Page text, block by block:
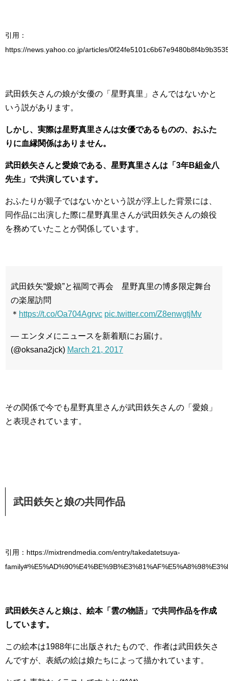
引用：
https://news.yahoo.co.jp/articles/
武田鉄矢さんの娘が女優の「星野真里」さんではないかと
いう説があります。
しかし、実際は星野真里さんは女優であるものの、おふた
りに血縁関係はありません。
武田鉄矢さんと愛娘である、星野真里さんは「3年B組金八
先生」で共演しています。
おふたりが親子ではないかという説が浮上した背景には、
同作品に出演した際に星野真里さんが武田鉄矢さんの娘役
を務めていたことが関係しています。
武田鉄矢“愛娘”と福岡で再会 星野真里の博多限定舞台
の楽屋訪問
＊ https://t.co/Oa704Agrvc pic.twitter.com/Z8enwgtjMv
— エンタメにニュースを新着順にお届け。
(@oksana2jck) March 21, 2017
その関係で今でも星野真里さんが武田鉄矢さんの「愛娘」
と表現されています。
武田鉄矢と娘の共同作品
引用：https://mixtrendmedia.com/entry/takedatetsuya-
武田鉄矢さんと娘は、絵本「雲の物語」で共同作品を作成
しています。
この絵本は1988年に出版されたもので、作者は武田鉄矢さ
んですが、表紙の絵は娘たちによって描かれています。